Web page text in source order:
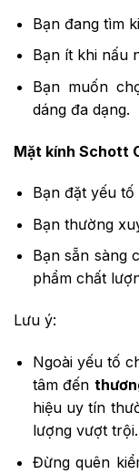
Bạn đang tìm
Bạn ít khi nấu
Bạn muốn
dáng đa dạng.
Mặt kính Schott
Bạn đặt yếu
Bạn thường
Bạn sẵn sàng
phẩm chất
Lưu ý:
Ngoài yếu tố
tâm đến
hiệu uy tín
lượng vượt trội.
Đừng quên